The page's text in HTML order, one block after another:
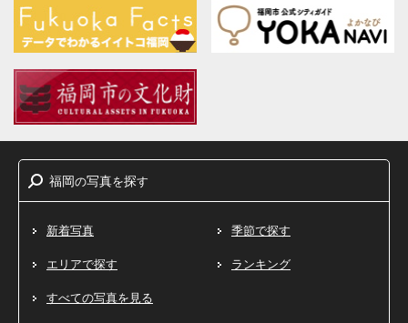
福岡の写真を探す
新着写真 季節で探す
エリアで探す ランキング
すべての写真を見る